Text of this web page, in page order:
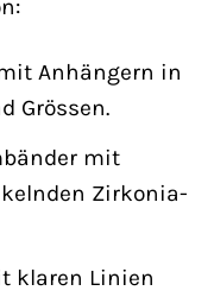
Anhängern in
Grössen.
mit
Zirkonia-
klaren Linien